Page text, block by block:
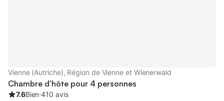
Vienne (Autriche), Région de Vienne et Wienerwald
Chambre d’hôte pour 4 personnes
7.6Bien⋅410 avis